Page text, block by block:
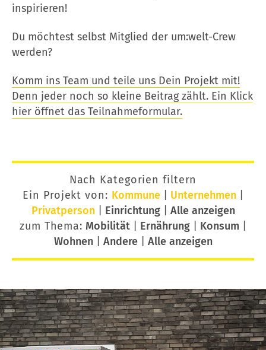
inspirieren!
Du möchtest selbst Mitglied der um:welt-Crew
werden?
Komm ins Team und teile uns Dein Projekt mit!
Denn jeder noch so kleine Beitrag zählt. Ein Klick
hier öffnet das Teilnahmeformular.
Nach Kategorien filtern
Ein Projekt von: Kommune| Unternehmen|
Privatperson| Einrichtung| Alle anzeigen
zum Thema: Mobilität Ernährung Konsum
Wohnen| Andere| Alle anzeigen